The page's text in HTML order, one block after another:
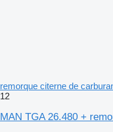
remorque citerne de
12
MAN TGA 26.480 +